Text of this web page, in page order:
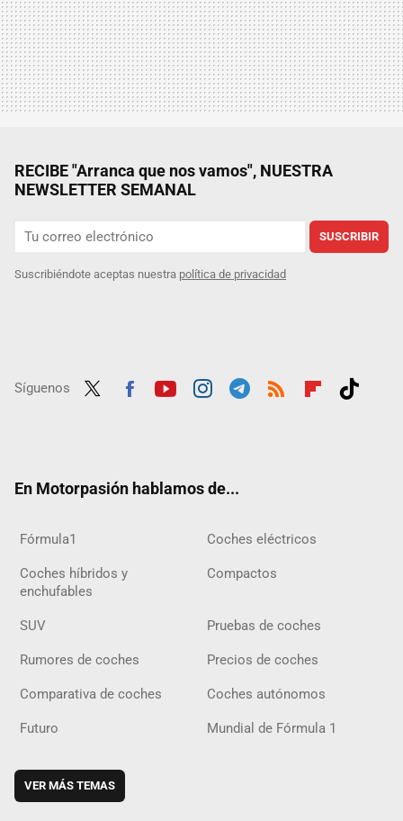
RECIBE "Arranca que nos vamos", NUESTRA
NEWSLETTER SEMANAL
SUSCRIBIR
Suscribiéndote aceptas nuestra política de privacidad
Síguenos
En Motorpasión hablamos de...
Fórmula1 Coches eléctricos
Coches híbridos y
enchufables
Compactos
SUV Pruebas de coches
Rumores de coches Precios de coches
Comparativa de coches Coches autónomos
Futuro Mundial de Fórmula 1
VER MÁS TEMAS